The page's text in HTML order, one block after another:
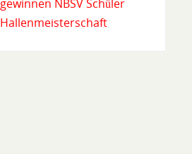
gewinnen NBSV Schüler
Hallenmeisterschaft